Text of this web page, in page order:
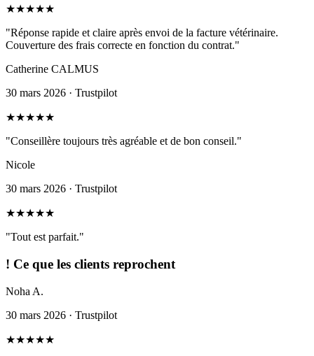
★★★★★
"Réponse rapide et claire après envoi de la facture vétérinaire.
Couverture des frais correcte en fonction du contrat."
Catherine CALMUS
30 mars 2026 · Trustpilot
★★★★★
"Conseillère toujours très agréable et de bon conseil."
Nicole
30 mars 2026 · Trustpilot
★★★★★
"Tout est parfait."
! Ce que les clients reprochent
Noha A.
30 mars 2026 · Trustpilot
★★★★★